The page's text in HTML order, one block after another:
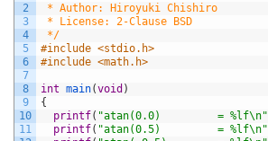
2
3
4
5
6
7
8
9
10
11
* Author: Hiroyuki Chishiro
* License: 2-Clause BSD
*/
#include <stdio.h>
#include <math.h>
int main(void )
{
printf( "atan(0.0)         = %lf\n"
printf( "atan(0.5)         = %lf\n"